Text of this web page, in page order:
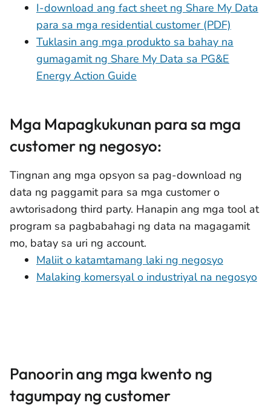
I-download ang fact sheet ng Share My Data
para sa mga residential customer (PDF)
Tuklasin ang mga produkto sa bahay na
gumagamit ng Share My Data sa PG&E
Energy Action Guide
Mga Mapagkukunan para sa mga
customer ng negosyo:
Tingnan ang mga opsyon sa pag-download ng
data ng paggamit para sa mga customer o
awtorisadong third party. Hanapin ang mga tool at
program sa pagbabahagi ng data na magagamit
mo, batay sa uri ng account.
Maliit o katamtamang laki ng negosyo
Malaking komersyal o industriyal na negosyo
Panoorin ang mga kwento ng
tagumpay ng customer